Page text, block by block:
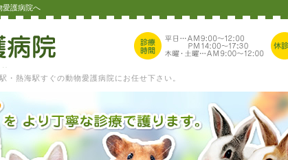
愛護病院へ
・熱海駅すぐの動物愛護病院にお任せ下さい。